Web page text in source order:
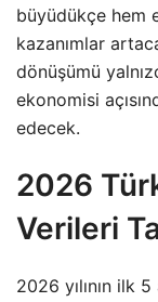
büyüdükçe hem
kazanımlar
dönüşümü
ekonomisi
edecek.
2026
Verileri
2026 yılının ilk